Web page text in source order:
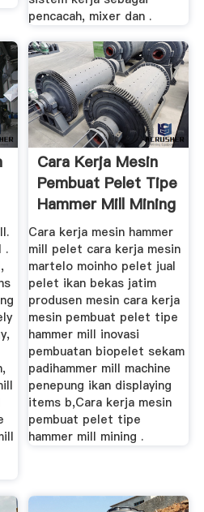
pencacah, mixer dan .
.
Cara Kerja Mesin
Pembuat Pelet Tipe
Hammer Mill Mining
Cara kerja mesin hammer
mill pelet cara kerja mesin
martelo moinho pelet jual
pelet ikan bekas jatim
produsen mesin cara kerja
mesin pembuat pelet tipe
hammer mill inovasi
pembuatan biopelet sekam
padihammer mill machine
penepung ikan displaying
items b,Cara kerja mesin
pembuat pelet tipe
hammer mill mining .